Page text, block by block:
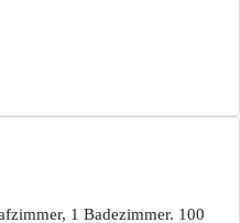
1 Badezimmer. 100